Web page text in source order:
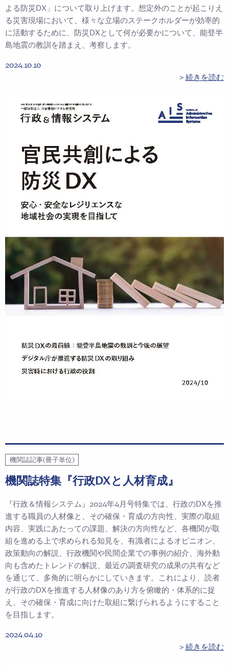
よる防災DX」について取り上げます。想定外のことが起こりえ
る災害現場において、様々な立場のステークホルダーが効率的
に活動するために、防災DXとして何が必要かについて、能登半
島地震の教訓を踏まえ、考察します。
2024.10.10
＞ 続きを読む
機関誌記事(冊子単位)
機関誌特集『行政DXと人材育成』
『行政＆情報システム』2024年4月号特集では、行政のDXを推
進する職員の人材像と、その確保・育成の方向性、実際の取組
内容、実践にあたっての課題、解決の方向性など、各機関が取
組を進める上で求められる知見を、有識者によるオピニオン、
政策動向の解説、行政機関や民間企業での事例の紹介、海外動
向も含めたトレンドの解説、最近の調査研究の成果の共有など
を通じて、多角的に明らかにしていきます。これにより、読者
が行政のDXを推進する人材像のあり方を俯瞰的・体系的に捉
え、その確保・育成に向けた取組に繋げられるようにすること
を目指します。
2024.04.10
＞ 続きを読む